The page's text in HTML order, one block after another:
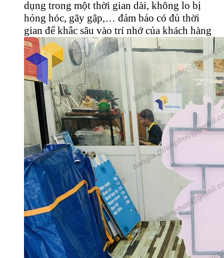
dụng trong một thời gian dài, không lo bị
hỏng hóc, gãy gập,… đảm bảo có đủ thời
gian để khắc sâu vào trí nhớ của khách hàng